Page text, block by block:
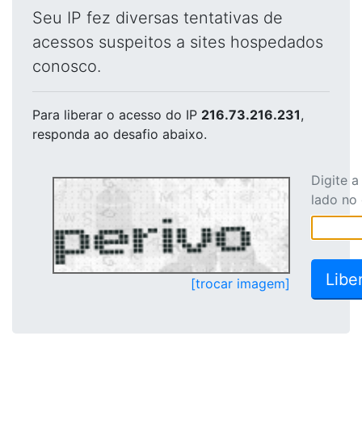
Seu IP fez diversas tentativas de
acessos suspeitos a sites hospedados
conosco.
Para liberar o acesso do IP 216.73.216.231,
responda ao desafio abaixo.
[trocar imagem]
Digite
lado no